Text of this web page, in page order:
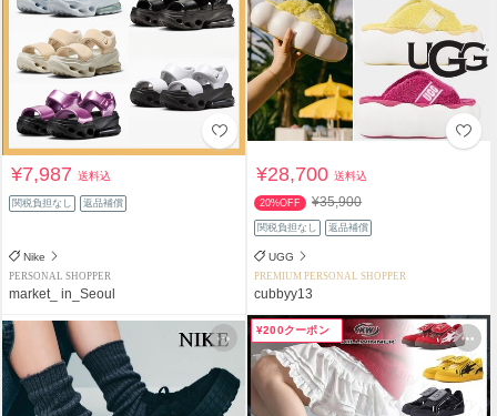
¥7,987送料込
関税負担なし 返品補償
Nike
PERSONAL SHOPPER
market_ in_Seoul
¥28,700送料込
20%OFF ¥35,900
関税負担なし 返品補償
UGG
PREMIUM PERSONAL SHOPPER
cubbyy13
¥200クーポン